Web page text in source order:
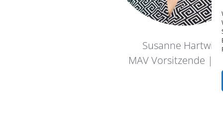
Susanne
MAV Vorsitzende |